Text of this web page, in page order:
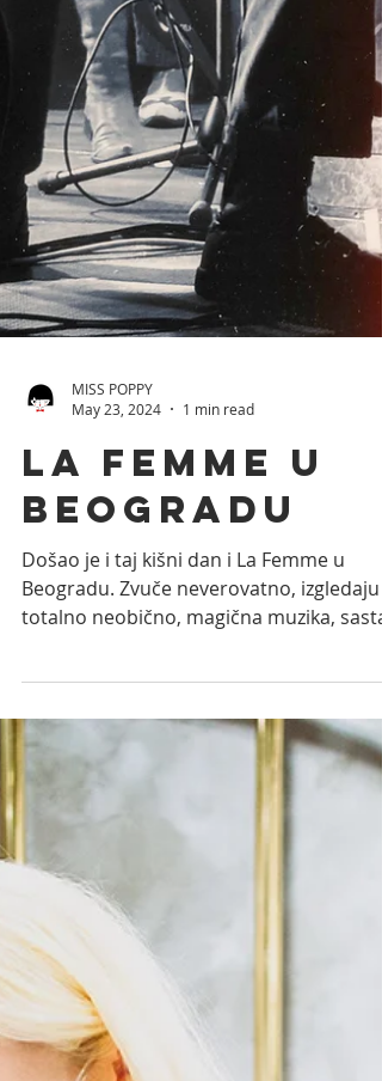
May 23, 2024
1 min read
La Femme u
Beogradu
Došao je i taj kišni dan i La Femme u
Beogradu. Zvuče neverovatno, izgledaju
koji dolazi sa...